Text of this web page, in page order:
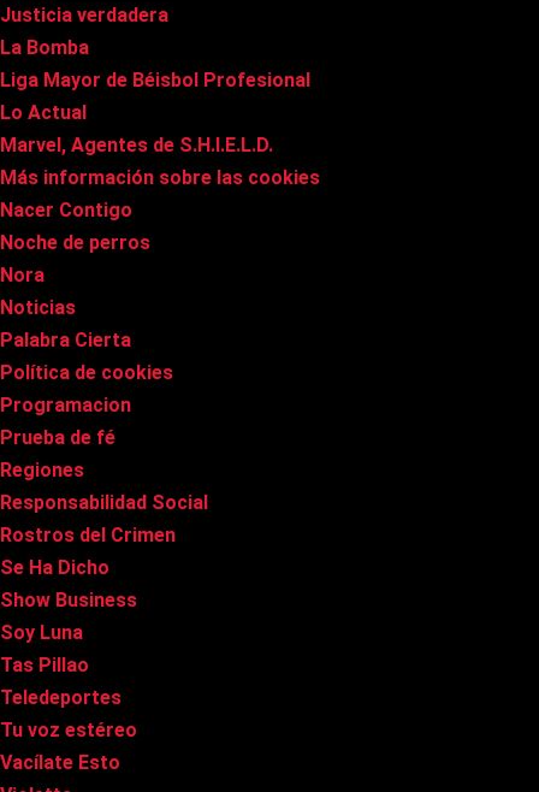
Justicia verdadera
La Bomba
Liga Mayor de Béisbol Profesional
Lo Actual
Marvel, Agentes de S.H.I.E.L.D.
Más información sobre las cookies
Nacer Contigo
Noche de perros
Nora
Noticias
Palabra Cierta
Política de cookies
Programacion
Prueba de fé
Regiones
Responsabilidad Social
Rostros del Crimen
Se Ha Dicho
Show Business
Soy Luna
Tas Pillao
Teledeportes
Tu voz estéreo
Vacílate Esto